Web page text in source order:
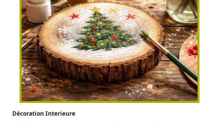
Décoration Interieure